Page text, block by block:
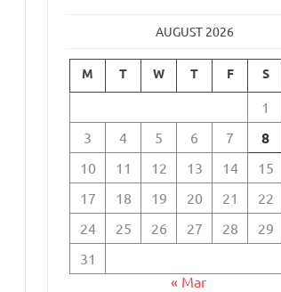
AUGUST 2026
M T W T F S
1
3
4 5 6 7 8
10
11 12 13 14 15
17
18 19 20 21 22
24
25 26 27 28 29
31
« Mar